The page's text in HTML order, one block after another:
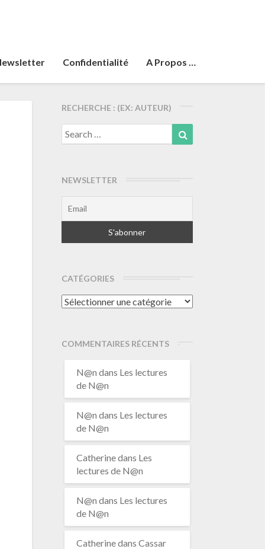
Confidentialité A Propos …
RECHERCHE : (EX: AUTEUR)
Search
for:
NEWSLETTER
CATÉGORIES
Catégories
COMMENTAIRES RÉCENTS
N@n dans Les lectures
de N@n
N@n dans Les lectures
de N@n
Catherinedans Les
lectures de N@n
N@n dans Les lectures
de N@n
Catherinedans Cassar